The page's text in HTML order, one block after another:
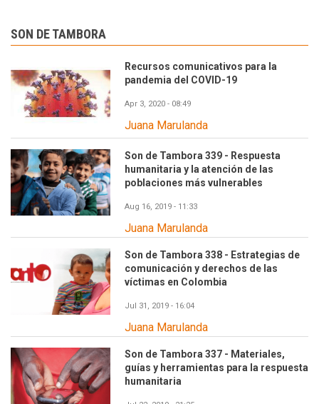
SON DE TAMBORA
Recursos comunicativos para la
pandemia del COVID-19
Apr 3, 2020 - 08:49
Juana Marulanda
Son de Tambora 339 - Respuesta
humanitaria y la atención de las
poblaciones más vulnerables
Aug 16, 2019 - 11:33
Juana Marulanda
Son de Tambora 338 - Estrategias de
comunicación y derechos de las
víctimas en Colombia
Jul 31, 2019 - 16:04
Juana Marulanda
Son de Tambora 337 - Materiales,
guías y herramientas para la respuesta
humanitaria